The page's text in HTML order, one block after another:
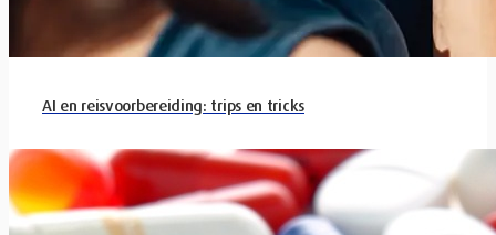
AI en reisvoorbereiding: trips en tricks